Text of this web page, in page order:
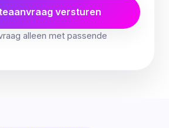
versturen
alleen met passende